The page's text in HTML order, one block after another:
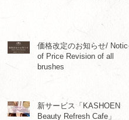
価格改定のお知らせ/ Notice
of Price Revision of all
brushes
新サービス「KASHOEN
Beauty Refresh Cafe」